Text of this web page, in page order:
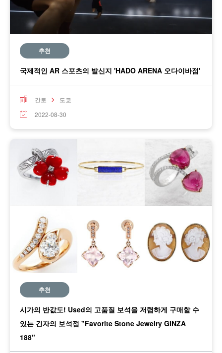
추천
국제적인 AR 스포츠의 발신지 'HADO ARENA 오다이바점'
간토
도쿄
2022-08-30
추천
시가의 반값도! Used의 고품질 보석을 저렴하게 구매할 수
있는 긴자의 보석점 "Favorite Stone Jewelry GINZA
188"